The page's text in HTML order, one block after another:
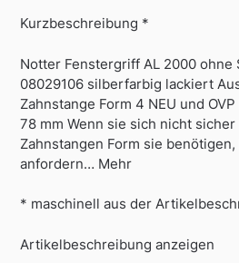
Kurzbeschreibung *
Notter Fenstergriff AL 2000 ohne
08029106 silberfarbig lackiert
Zahnstange Form 4 NEU und
78 mm Wenn sie sich nicht
Zahnstangen Form sie
anfordern… Mehr
* maschinell aus der
Artikelbeschreibung anzeigen